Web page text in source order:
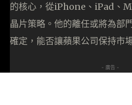
的核心，從iPhone、iPad、
晶片策略。他的離任或將為部
確定，能否讓蘋果公司保持市
- 廣告 -